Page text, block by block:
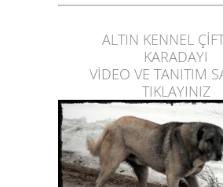
ALTIN KENNEL
KARADAYI
VİDEO VE TANITIM
TIKLAYINIZ